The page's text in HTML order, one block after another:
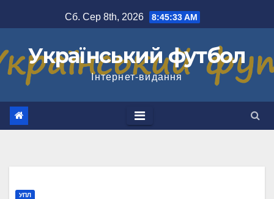
до
Сб. Сер 8th, 2026 8:45:33 AM
Український футбол
Інтернет-видання
УПЛ